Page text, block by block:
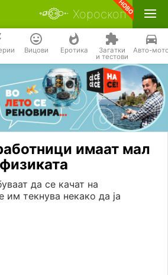
Хороскоп
Вицови Еротика Загатки
и тестови
Авто-
имаат мал
да се качат на
им текнува некако да ја